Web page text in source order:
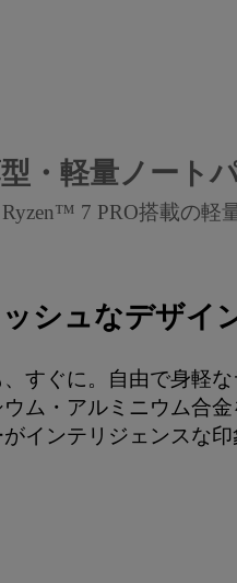
・軽量ノート
7 PRO搭載の軽
シュなデザイ
すぐに。自由で身軽
ム・アルミニウム合
インテリジェンスな印